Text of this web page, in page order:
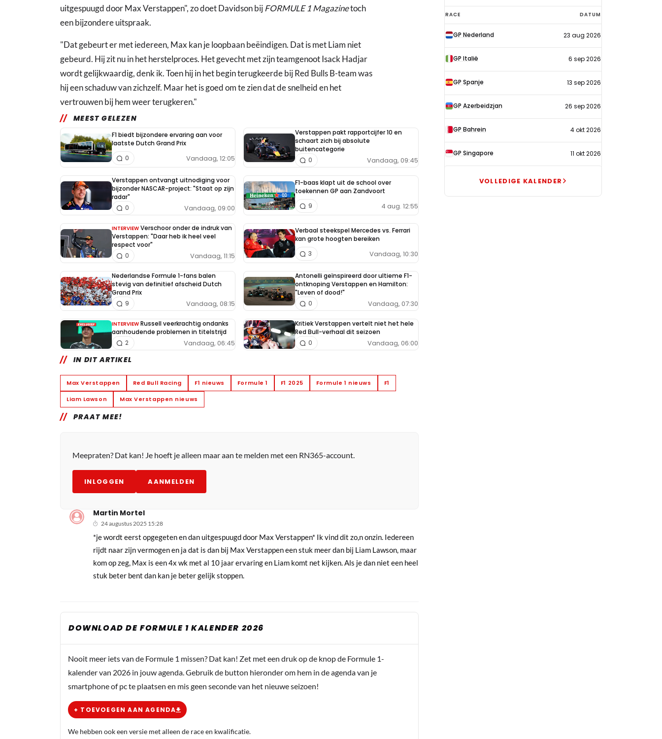
uitgespuugd door Max Verstappen", zo doet Davidson bijFORMULE 1 Magazinetoch
een bijzondere uitspraak.
"Dat gebeurt er met iedereen, Max kan je loopbaan beëindigen. Dat is met Liam niet
gebeurd. Hij zit nu in het herstelproces. Het gevecht met zijn teamgenoot Isack Hadjar
wordt gelijkwaardig, denk ik. Toen hij in het begin terugkeerde bij Red Bulls B-team was
hij een schaduw van zichzelf. Maar het is goed om te zien dat de snelheid en het
vertrouwen bij hem weer terugkeren."
MEEST GELEZEN
F1 biedt bijzondere ervaring aan voor
laatste Dutch Grand Prix
Vandaag, 12:05
0
Verstappen pakt rapportcijfer 10 en
schaart zich bij absolute
buitencategorie
Vandaag, 09:45
0
Verstappen ontvangt uitnodiging voor
bijzonder NASCAR-project: "Staat op zijn
radar"
Vandaag, 09:00
0
F1-baas klapt uit de school over
toekennen GP aan Zandvoort
4 aug. 12:55
9
INTERVIEW Verschoor onder de indruk van
Verstappen: "Daar heb ik heel veel
respect voor"
Vandaag, 11:15
0
Verbaal steekspel Mercedes vs. Ferrari
kan grote hoogten bereiken
Vandaag, 10:30
3
Nederlandse Formule 1-fans balen
stevig van definitief afscheid Dutch
Grand Prix
Vandaag, 08:15
9
Antonelli geïnspireerd door ultieme F1-
ontknoping Verstappen en Hamilton:
"Leven of dood!"
Vandaag, 07:30
0
INTERVIEW Russell veerkrachtig ondanks
aanhoudende problemen in titelstrijd
Vandaag, 06:45
2
Kritiek Verstappen vertelt niet het hele
Red Bull-verhaal dit seizoen
Vandaag, 06:00
0
IN DIT ARTIKEL
Max Verstappen Red Bull Racing F1 nieuws Formule 1 F1 2025 Formule 1 nieuws F1
Liam Lawson Max Verstappen nieuws
PRAAT MEE!
Meepraten? Dat kan! Je hoeft je alleen maar aan te melden met een RN365-account.
INLOGGEN AANMELDEN
Martin Mortel
24 augustus 2025 15:28
*je wordt eerst opgegeten en dan uitgespuugd door Max Verstappen* Ik vind dit zo,n onzin. Iedereen
rijdt naar zijn vermogen en ja dat is dan bij Max Verstappen een stuk meer dan bij Liam Lawson, maar
kom op zeg, Max is een 4x wk met al 10 jaar ervaring en Liam komt net kijken. Als je dan niet een heel
stuk beter bent dan kan je beter gelijk stoppen.
DOWNLOAD DE FORMULE 1 KALENDER 2026
Nooit meer iets van de Formule 1 missen? Dat kan! Zet met een druk op de knop de Formule 1-
kalender van 2026 in jouw agenda. Gebruik de button hieronder om hem in de agenda van je
smartphone of pc te plaatsen en mis geen seconde van het nieuwe seizoen!
+ TOEVOEGEN AAN AGENDA
We hebben ook een versie met alleen de race en kwalificatie.
F1-
kalender
2026
RACE DATUM
GP Nederland 23 aug 2026
GP Italië 6 sep 2026
GP Spanje 13 sep 2026
GP Azerbeidzjan 26 sep 2026
GP Bahrein 4 okt 2026
GP Singapore 11 okt 2026
VOLLEDIGE KALENDER